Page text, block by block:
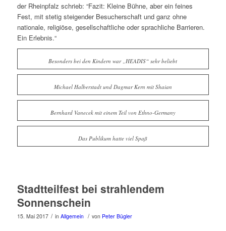
der Rheinpfalz schrieb: “Fazit: Kleine Bühne, aber ein feines
Fest, mit stetig steigender Besucherschaft und ganz ohne
nationale, religiöse, gesellschaftliche oder sprachliche Barrieren.
Ein Erlebnis.“
Besonders bei den Kindern war „HEADIS“ sehr beliebt
Michael Halberstadt und Dagmar Kern mit Shaian
Bernhard Vanecek mit einem Teil von Ethno-Germany
Das Publikum hatte viel Spaß
Stadtteilfest bei strahlendem
Sonnenschein
15. Mai 2017 / in Allgemein / von Peter Bügler